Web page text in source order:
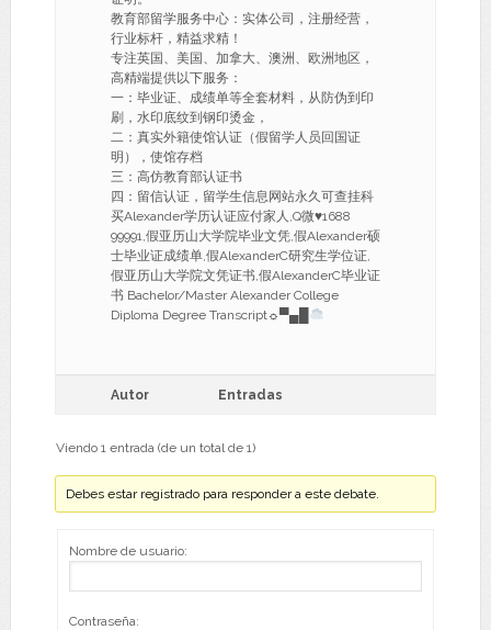
教育部留学服务中心：实体公司，注册经营，
行业标杆，精益求精！
专注英国、美国、加拿大、澳洲、欧洲地区，
高精端提供以下服务：
一：毕业证、成绩单等全套材料，从防伪到印
刷，水印底纹到钢印烫金，
二：真实外籍使馆认证（假留学人员回国证
明），使馆存档
三：高仿教育部认证书
四：留信认证，留学生信息网站永久可查挂科
买Alexander学历认证应付家人,Q微♥1688
99991,假亚历山大学院毕业文凭,假Alexander硕
士毕业证成绩单,假AlexanderC研究生学位证,
假亚历山大学院文凭证书,假AlexanderC毕业证
书 Bachelor/Master Alexander College
Diploma Degree Transcript☼▀▄█
Autor Entradas
Viendo 1 entrada (de un total de 1)
Debes estar registrado para responder a este debate.
Nombre de usuario:
Contraseña: